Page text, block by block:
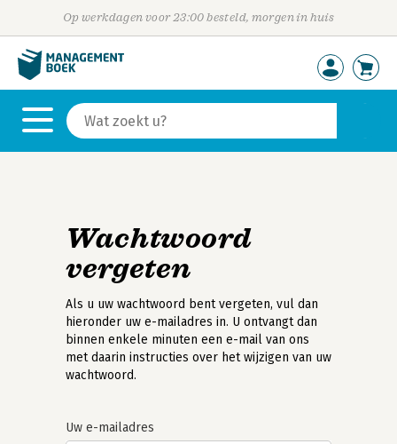
Op werkdagen voor 23:00 besteld, morgen in huis
Wachtwoord
vergeten
Als u uw wachtwoord bent vergeten, vul dan
hieronder uw e-mailadres in. U ontvangt dan
binnen enkele minuten een e-mail van ons
met daarin instructies over het wijzigen van uw
wachtwoord.
Uw e-mailadres